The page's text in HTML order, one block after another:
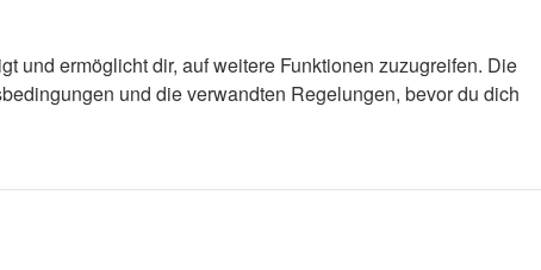
und ermöglicht dir, auf weitere Funktionen zuzugreifen. Die
und die verwandten Regelungen, bevor du dich